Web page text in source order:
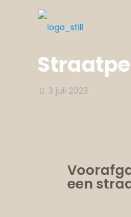
3 juli 2023
een